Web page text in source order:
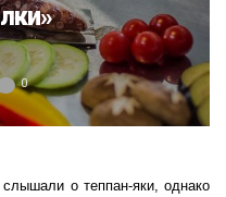
0
о теппан-яки, однако